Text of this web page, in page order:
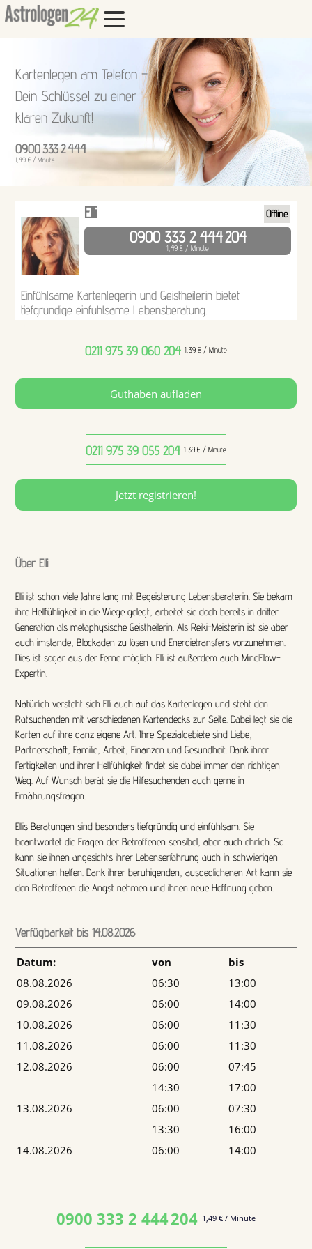
Kartenlegen am Telefon –
Dein Schlüssel zu einer
klaren Zukunft!
0900 333 2 444
1,49 € / Minute
Elli Offline
0900 333 2 444204
1,49 € / Minute
Einfühlsame Kartenlegerin und Geistheilerin bietet
tiefgründige einfühlsame Lebensberatung.
0211 975 39 060 204 1,39 € / Minute
Guthaben aufladen
0211 975 39 055 204 1,39 € / Minute
Jetzt registrieren!
Über Elli
Elli ist schon viele Jahre lang mit Begeisterung Lebensberaterin. Sie bekam
ihre Hellfühligkeit in die Wiege gelegt, arbeitet sie doch bereits in dritter
Generation als metaphysische Geistheilerin. Als Reiki-Meisterin ist sie aber
auch imstande, Blockaden zu lösen und Energietransfers vorzunehmen.
Dies ist sogar aus der Ferne möglich. Elli ist außerdem auch MindFlow-
Expertin.
Natürlich versteht sich Elli auch auf das Kartenlegen und steht den
Ratsuchenden mit verschiedenen Kartendecks zur Seite. Dabei legt sie die
Karten auf ihre ganz eigene Art. Ihre Spezialgebiete sind Liebe,
Partnerschaft, Familie, Arbeit, Finanzen und Gesundheit. Dank ihrer
Fertigkeiten und ihrer Hellfühligkeit findet sie dabei immer den richtigen
Weg. Auf Wunsch berät sie die Hilfesuchenden auch gerne in
Ernährungsfragen.
Ellis Beratungen sind besonders tiefgründig und einfühlsam. Sie
beantwortet die Fragen der Betroffenen sensibel, aber auch ehrlich. So
kann sie ihnen angesichts ihrer Lebenserfahrung auch in schwierigen
Situationen helfen. Dank ihrer beruhigenden, ausgeglichenen Art kann sie
den Betroffenen die Angst nehmen und ihnen neue Hoffnung geben.
Verfügbarkeit bis 14.08.2026
Datum: von
bis
08.08.2026
06:30
13:00
09.08.2026
06:00
14:00
10.08.2026
06:00
11:30
11.08.2026
06:00
11:30
12.08.2026
06:00
07:45
14:30
17:00
13.08.2026
06:00
07:30
13:30
16:00
14.08.2026
06:00 14:00
0900 333 2 444204 1,49 € / Minute